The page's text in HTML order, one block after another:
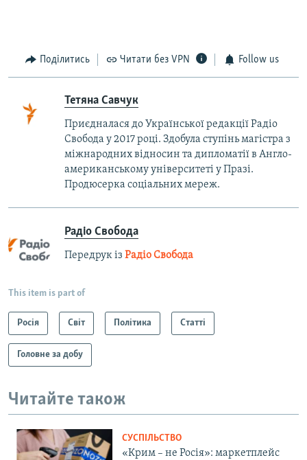
Поділитись Читати без VPN Follow us
Тетяна Савчук
Приєдналася до Української редакції Радіо
Свобода у 2017 році. Здобула ступінь магістра з
міжнародних відносин та дипломатії в Англо-
американському університеті у Празі.
Продюсерка соціальних мереж.
Радіо Свобода
Передрук із Радіо Свобода
This item is part of
Росія Світ Політика Статті
Головне за добу
Читайте також
СУСПІЛЬСТВО
«Крим – не Росія»: маркетплейс